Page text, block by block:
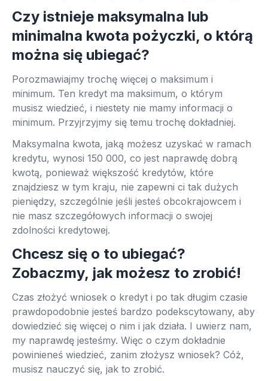
Czy istnieje maksymalna lub
minimalna kwota pożyczki, o którą
można się ubiegać?
Porozmawiajmy trochę więcej o maksimum i
minimum. Ten kredyt ma maksimum, o którym
musisz wiedzieć, i niestety nie mamy informacji o
minimum. Przyjrzyjmy się temu trochę dokładniej.
Maksymalna kwota, jaką możesz uzyskać w ramach
kredytu, wynosi 150 000, co jest naprawdę dobrą
kwotą, ponieważ większość kredytów, które
znajdziesz w tym kraju, nie zapewni ci tak dużych
pieniędzy, szczególnie jeśli jesteś obcokrajowcem i
nie masz szczegółowych informacji o swojej
zdolności kredytowej.
Chcesz się o to ubiegać?
Zobaczmy, jak możesz to zrobić!
Czas złożyć wniosek o kredyt i po tak długim czasie
prawdopodobnie jesteś bardzo podekscytowany, aby
dowiedzieć się więcej o nim i jak działa. I uwierz nam,
my naprawdę jesteśmy. Więc o czym dokładnie
powinieneś wiedzieć, zanim złożysz wniosek? Cóż,
musisz nauczyć się, jak to zrobić.